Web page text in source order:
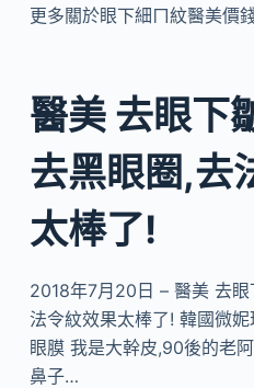
更多關於眼下細ㄇ紋醫美價
醫美 去眼下
去黑眼圈,去
太棒了!
2018年7月20日 – 醫美 去
法令紋效果太棒了! 韓國微
眼膜 我是大幹皮,90後的老
鼻子…